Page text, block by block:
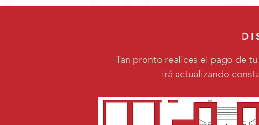
Tan pronto realices el pago de
irá actualizando